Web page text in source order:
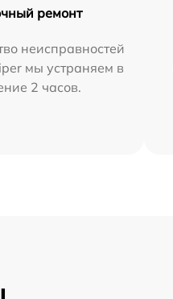
ремонт
неисправностей
мы устраняем в
2 часов.